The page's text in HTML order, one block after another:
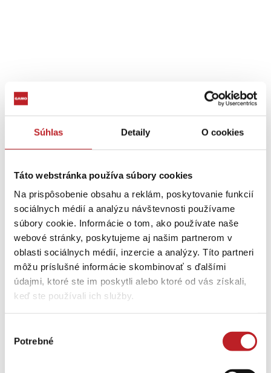
Súhlas Detaily O cookies
Táto webstránka používa súbory cookies
Na prispôsobenie obsahu a reklám, poskytovanie funkcií
sociálnych médií a analýzu návštevnosti používame
súbory cookie. Informácie o tom, ako používate naše
webové stránky, poskytujeme aj našim partnerom v
oblasti sociálnych médií, inzercie a analýzy. Títo partneri
môžu príslušné informácie skombinovať s ďalšími
údajmi, ktoré ste im poskytli alebo ktoré od vás získali,
keď ste používali ich služby.
súhlasu
Potrebné